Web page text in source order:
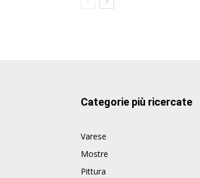
Categorie più ricercate
Varese
Mostre
Pittura